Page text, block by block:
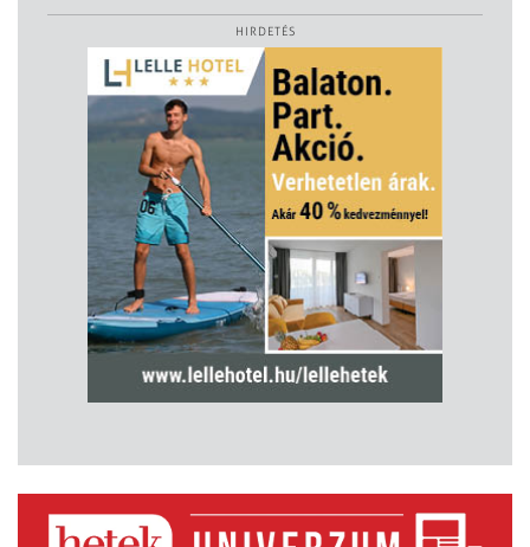
HIRDETÉS